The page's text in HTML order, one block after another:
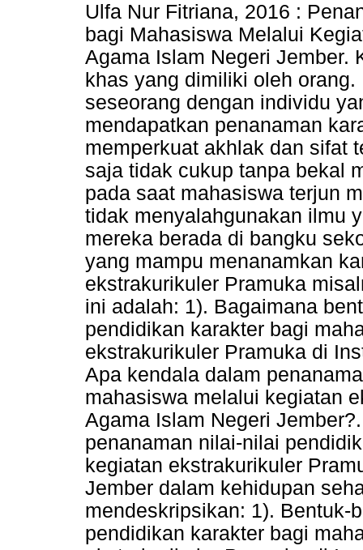
Ulfa Nur Fitriana, 2016 :
bagi Mahasiswa Melalui
Agama Islam Negeri Jember.
khas yang dimiliki oleh
seseorang dengan individu
mendapatkan penanaman
memperkuat akhlak dan sifat
saja tidak cukup tanpa bekal
pada saat mahasiswa terjun
tidak menyalahgunakan ilmu
mereka berada di bangku
yang mampu menanamkan
ekstrakurikuler Pramuka
ini adalah: 1). Bagaimana
pendidikan karakter bagi
ekstrakurikuler Pramuka di
Apa kendala dalam
mahasiswa melalui kegiatan
Agama Islam Negeri
penanaman nilai-nilai
kegiatan ekstrakurikuler
Jember dalam kehidupan
mendeskripsikan: 1). Bentuk-
pendidikan karakter bagi